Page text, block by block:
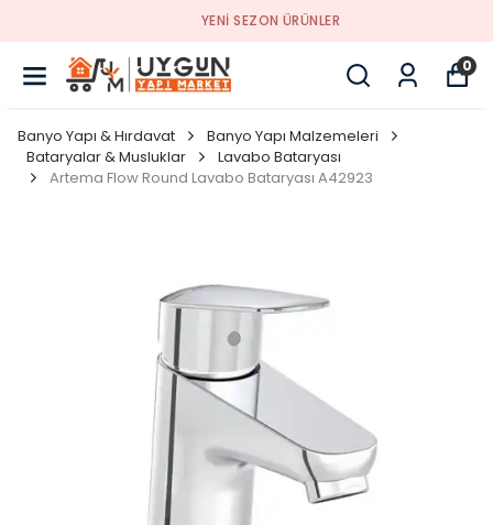
YENI SEZON ÜRÜNLER
0
Banyo Yapı & Hırdavat
Banyo Yapı Malzemeleri
Bataryalar & Musluklar
Lavabo Bataryası
Artema Flow Round Lavabo Bataryası A42923